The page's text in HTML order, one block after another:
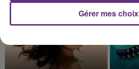
21h10
21h10
Gérer mes choix